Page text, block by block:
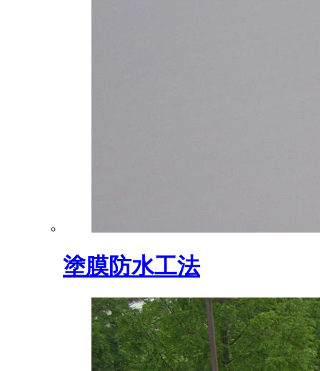
塗膜防水工法